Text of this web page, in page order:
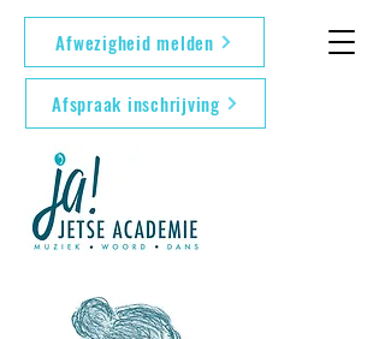
Afwezigheid melden
Afspraak inschrijving